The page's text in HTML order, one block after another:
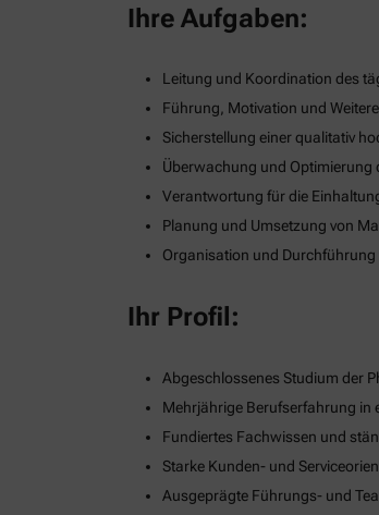
Ihre Aufgaben:
Leitung und Koordination des
Führung, Motivation und
Sicherstellung einer qualitativ
Überwachung und
Verantwortung für die
Planung und Umsetzung von
Organisation und
Ihr Profil:
Abgeschlossenes Studium der
Mehrjährige Berufserfahrung in
Fundiertes Fachwissen und
Starke Kunden- und
Ausgeprägte Führungs- und